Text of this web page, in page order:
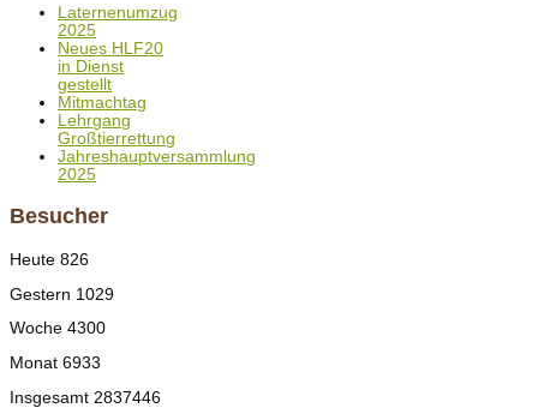
Laternenumzug
2025
Neues HLF20
in Dienst
gestellt
Mitmachtag
Lehrgang
Großtierrettung
Jahreshauptversammlung
2025
Besucher
Heute 826
Gestern 1029
Woche 4300
Monat 6933
Insgesamt 2837446